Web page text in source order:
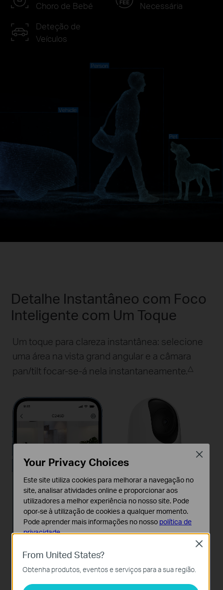
Choro de Bebé
Necessária
Deteção de
Veículos
Detalhe Instantâneo com Foco
Inteligente com Um Toque
Um toque para clareza instantânea: selecione
uma área na vista grand angular e a câmara
pan/tilt focar-se-á nela instantaneamente.△
From United States?
Obtenha produtos, eventos e serviços para a sua região.
Close
Your Privacy Choices
Este site utiliza cookies para melhorar a navegação no
site, analisar atividades online e proporcionar aos
utilizadores a melhor experiência no nosso site. Pode
opor-se à utilização de cookies a qualquer momento.
Pode aprender mais informações no nosso política de
privacidade.
Os cookies são necessários para o funcionamento do
website e não podem ser desativados nos seus
Close